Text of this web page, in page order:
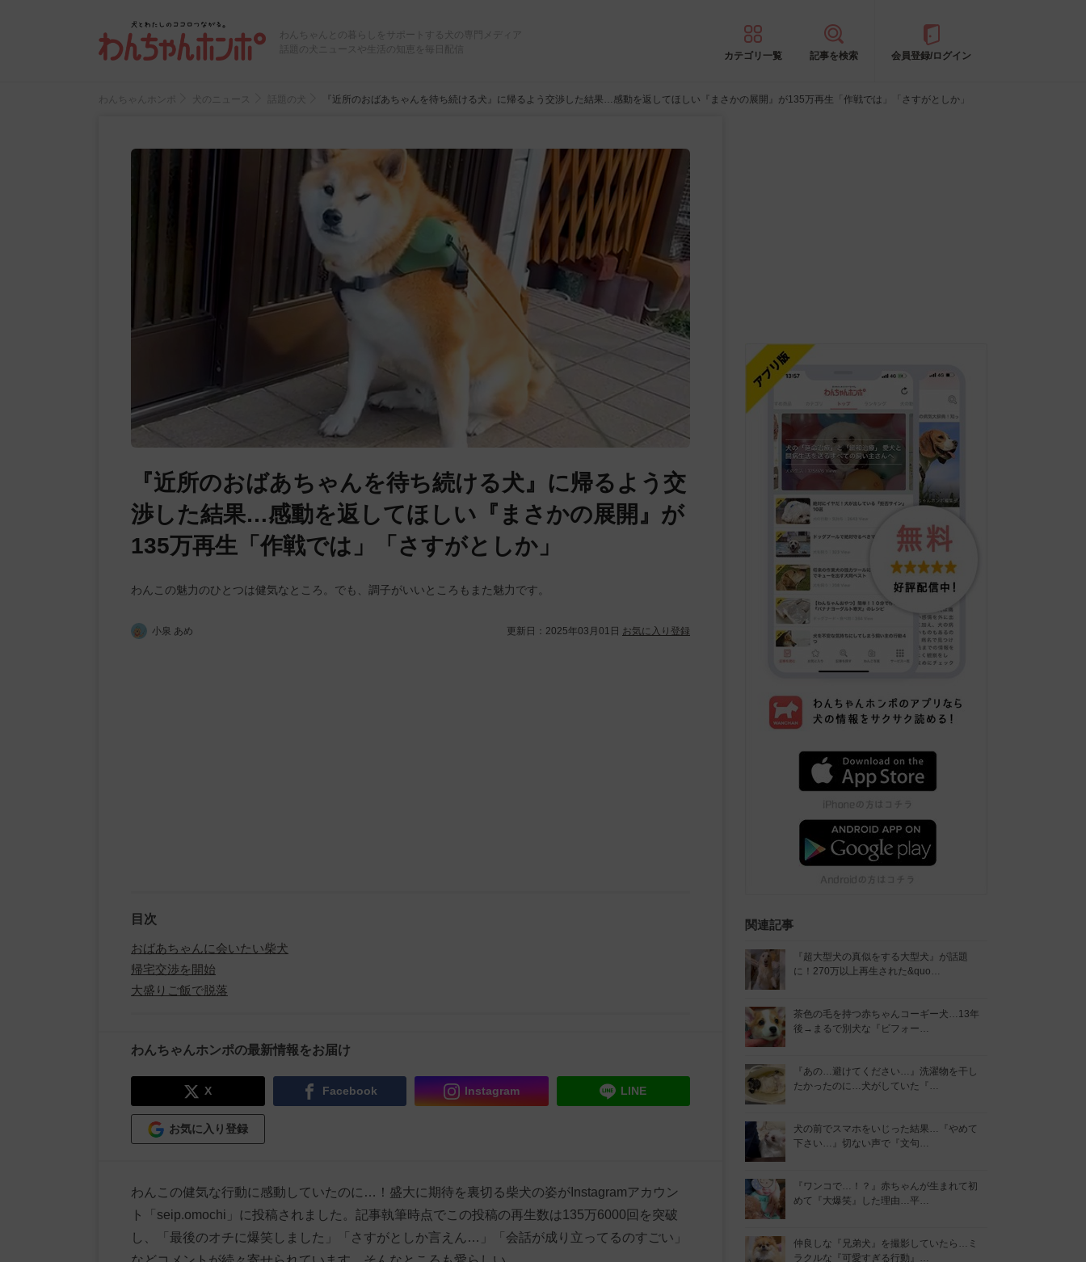
わんちゃんとの暮らしをサポートする犬の専門メディア
話題の犬ニュースや生活の知恵を毎日配信
カテゴリ一覧 記事を検索 会員登録/ログイン
わんちゃんホンポ 犬のニュース 話題の犬 『近所のおばあちゃんを待ち続ける犬』に帰るよう交渉した結果…感動を返してほしい『まさかの展開』が135万再生「作戦では」「さすがとしか」
『近所のおばあちゃんを待ち続ける犬』に帰るよう交
渉した結果…感動を返してほしい『まさかの展開』が
135万再生「作戦では」「さすがとしか」
わんこの魅力のひとつは健気なところ。でも、調子がいいところもまた魅力です。
小泉 あめ 更新日： 2025年03月01日 お気に入り登録
目次
おばあちゃんに会いたい柴犬
帰宅交渉を開始
大盛りご飯で脱落
わんちゃんホンポの最新情報をお届け
X Facebook Instagram LINE
お気に入り登録
わんこの健気な行動に感動していたのに…！盛大に期待を裏切る柴犬の姿がInstagramアカウン
ト「seip.omochi」に投稿されました。記事執筆時点でこの投稿の再生数は135万6000回を突破
し、「最後のオチに爆笑しました」「さすがとしか言えん…」「会話が成り立ってるのすごい」
関連記事
『超大型犬の真似をする大型犬』が話題
に！270万以上再生された&quo…
茶色の毛を持つ赤ちゃんコーギー犬…13年
後→まるで別犬な『ビフォー…
『あの…避けてください…』洗濯物を干し
たかったのに…犬がしていた『…
犬の前でスマホをいじった結果…『やめて
下さい…』切ない声で『文句…
『ワンコで…！？』赤ちゃんが生まれて初
めて『大爆笑』した理由…平…
仲良しな『兄弟犬』を撮影していたら…ミ
ラクルな『可愛すぎる行動』…